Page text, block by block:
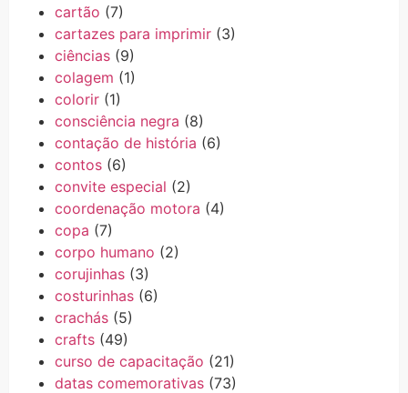
cartão (7)
cartazes para imprimir (3)
ciências (9)
colagem (1)
colorir (1)
consciência negra (8)
contação de história (6)
contos (6)
convite especial (2)
coordenação motora (4)
copa (7)
corpo humano (2)
corujinhas (3)
costurinhas (6)
crachás (5)
crafts (49)
curso de capacitação (21)
datas comemorativas (73)